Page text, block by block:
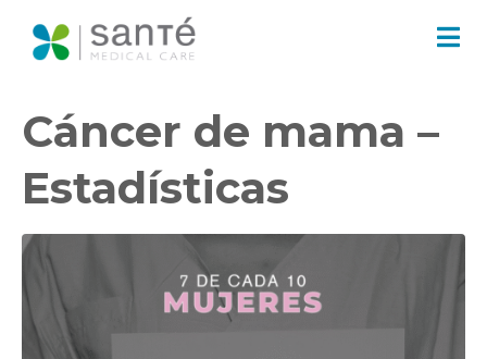
Cáncer de mama –
Estadísticas